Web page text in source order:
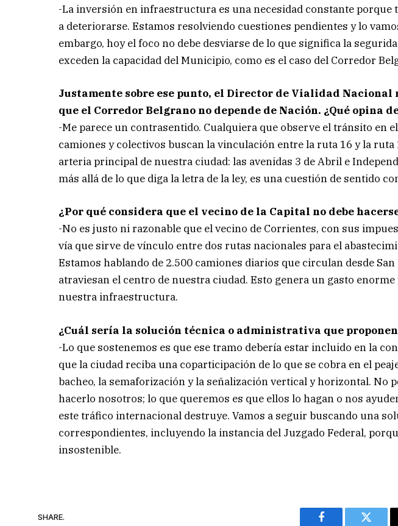
-La inversión en infraestructura es una necesidad constante porque
a deteriorarse. Estamos resolviendo cuestiones pendientes y lo
embargo, hoy el foco no debe desviarse de lo que significa la
exceden la capacidad del Municipio, como es el caso del Corredor
Justamente sobre ese punto, el Director de Vialidad
que el Corredor Belgrano no depende de Nación. ¿Qué opina
-Me parece un contrasentido. Cualquiera que observe el tránsito en
camiones y colectivos buscan la vinculación entre la ruta 16 y la ruta
arteria principal de nuestra ciudad: las avenidas 3 de Abril e
más allá de lo que diga la letra de la ley, es una cuestión de sentido
¿Por qué considera que el vecino de la Capital no debe
-No es justo ni razonable que el vecino de Corrientes, con sus
vía que sirve de vínculo entre dos rutas nacionales para el
Estamos hablando de 2.500 camiones diarios que circulan desde
atraviesan el centro de nuestra ciudad. Esto genera un gasto
nuestra infraestructura.
¿Cuál sería la solución técnica o administrativa que
-Lo que sostenemos es que ese tramo debería estar incluido en la
que la ciudad reciba una coparticipación de lo que se cobra en el
bacheo, la semaforización y la señalización vertical y horizontal. No
hacerlo nosotros; lo que queremos es que ellos lo hagan o nos
este tráfico internacional destruye. Vamos a seguir buscando una
correspondientes, incluyendo la instancia del Juzgado Federal,
insostenible.
SHARE.